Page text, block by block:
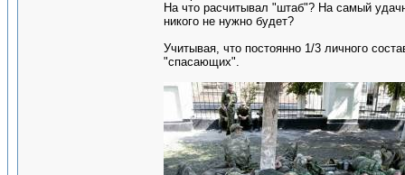
На что расчитывал "штаб"? На самый
никого не нужно будет?
Учитывая, что постоянно 1/3 личного
"спасающих".